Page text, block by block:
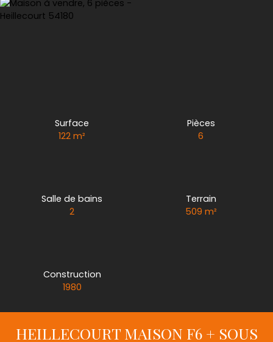
Surface
122m²
Pièces
6
Salle de bains
2
Terrain
509 m²
Construction
1980
HEILLECOURT MAISON F6 + SOUS